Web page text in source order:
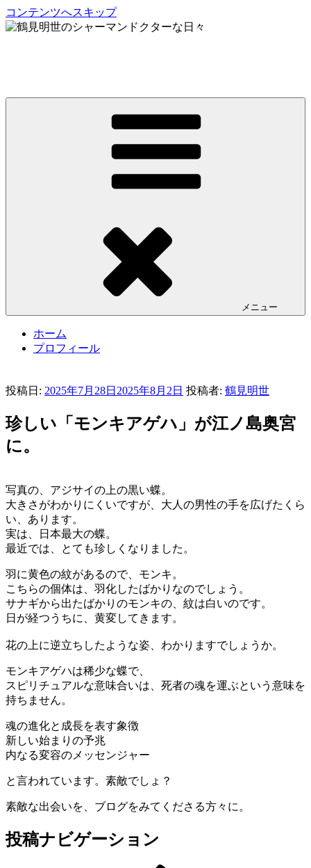
コンテンツへスキップ
メニュー
ホーム
プロフィール
投稿日: 2025年7月28日 2025年8月2日 投稿者: 鶴見明世
珍しい「モンキアゲハ」が江ノ島奥宮
に。
写真の、アジサイの上の黒い蝶。
大きさがわかりにくいですが、大人の男性の手を広げたくら
い、あります。
実は、日本最大の蝶。
最近では、とても珍しくなりました。
羽に黄色の紋があるので、モンキ。
こちらの個体は、羽化したばかりなのでしょう。
サナギから出たばかりのモンキの、紋は白いのです。
日が経つうちに、黄変してきます。
花の上に逆立ちしたような姿、わかりますでしょうか。
モンキアゲハは稀少な蝶で、
スピリチュアルな意味合いは、死者の魂を運ぶという意味を
持ちません。
魂の進化と成長を表す象徴
新しい始まりの予兆
内なる変容のメッセンジャー
と言われています。素敵でしょ？
素敵な出会いを、ブログをみてくださる方々に。
投稿ナビゲーション